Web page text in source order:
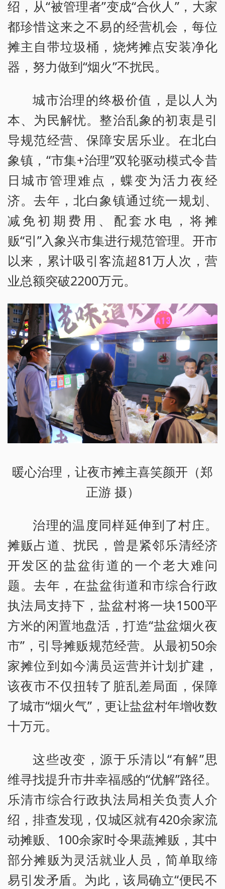
绍，从“被管理者”变成“合伙人”，大家
都珍惜这来之不易的经营机会，每位
摊主自带垃圾桶，烧烤摊点安装净化
器，努力做到“烟火”不扰民。
城市治理的终极价值，是以人为
本、为民解忧。整治乱象的初衷是引
导规范经营、保障安居乐业。在北白
象镇，“市集+治理”双轮驱动模式令昔
日城市管理难点，蝶变为活力夜经
济。去年，北白象镇通过统一规划、
减免初期费用、配套水电，将摊
贩“引”入象兴市集进行规范管理。开市
以来，累计吸引客流超81万人次，营
业总额突破2200万元。
暖心治理，让夜市摊主喜笑颜开（郑
正游 摄）
治理的温度同样延伸到了村庄。
摊贩占道、扰民，曾是紧邻乐清经济
开发区的盐盆街道的一个老大难问
题。去年，在盐盆街道和市综合行政
执法局支持下，盐盆村将一块1500平
方米的闲置地盘活，打造“盐盆烟火夜
市”，引导摊贩规范经营。从最初50余
家摊位到如今满员运营并计划扩建，
该夜市不仅扭转了脏乱差局面，保障
了城市“烟火气”，更让盐盆村年增收数
十万元。
这些改变，源于乐清以“有解”思
维寻找提升市井幸福感的“优解”路径。
乐清市综合行政执法局相关负责人介
绍，排查发现，仅城区就有420余家流
动摊贩、100余家时令果蔬摊贩，其中
部分摊贩为灵活就业人员，简单取缔
易引发矛盾。为此，该局确立“便民不